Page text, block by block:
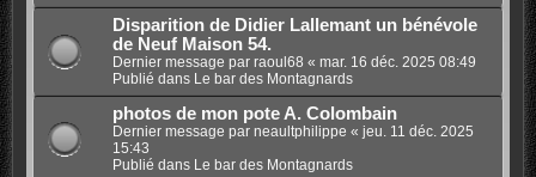
Disparition de Didier Lallemant un bénévole
de Neuf Maison 54.
Dernier message par raoul68 « mar. 16 déc. 2025 08:49
Publié dans Le bar des Montagnards
photos de mon pote A. Colombain
Dernier message par neaultphilippe « jeu. 11 déc. 2025
15:43
Publié dans Le bar des Montagnards